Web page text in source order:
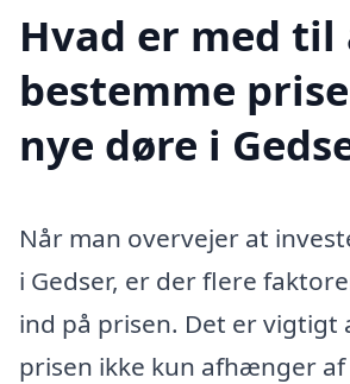
Hvad er med til
bestemme
nye døre i
Når man overvejer at
i Gedser, er der flere
ind på prisen. Det er vigtigt
prisen ikke kun afhænger